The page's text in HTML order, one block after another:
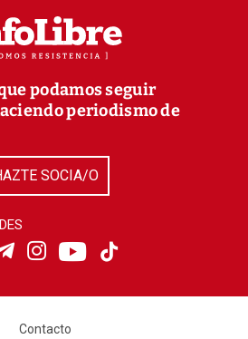
podamos seguir
periodismo de
SOCIA/O
Contacto